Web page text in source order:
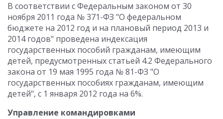
В соответствии с Федеральным законом от 30
ноября 2011 года № 371-ФЗ "О федеральном
бюджете на 2012 год и на плановый период 2013 и
2014 годов" проведена индексация
государственных пособий гражданам, имеющим
детей, предусмотренных статьей 4.2 Федерального
закона от 19 мая 1995 года № 81-ФЗ "О
государственных пособиях гражданам, имеющим
детей", с 1 января 2012 года на 6%.
Управление командировками